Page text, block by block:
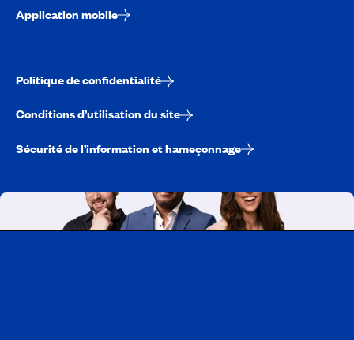
Application mobile
Politique de confidentialité
Conditions d’utilisation du site
Sécurité de l’information et hameçonnage